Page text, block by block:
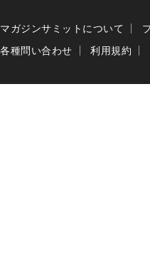
マガジンサミットについて
各種問い合わせ
利用規約